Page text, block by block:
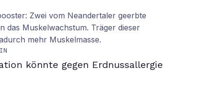
Zwei vom Neandertaler geerbte
das Muskelwachstum. Träger dieser
mehr Muskelmasse.
könnte gegen Erdnussallergie